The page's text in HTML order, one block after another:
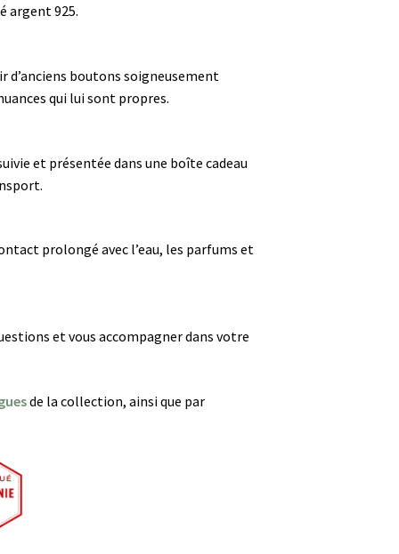
argent 925.
boutons soigneusement
qui lui sont propres.
et présentée dans une boîte cadeau
prolongé avec l’eau, les parfums et
et vous accompagner dans votre
de la collection, ainsi que par